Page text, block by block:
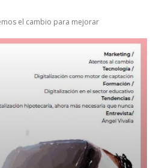
el cambio para mejorar